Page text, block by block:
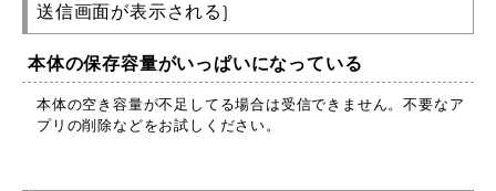
送信画面が表示される)
本体の保存容量がいっぱいになっている
本体の空き容量が不足してる場合は受信できません。不要なア
プリの削除などをお試しください。